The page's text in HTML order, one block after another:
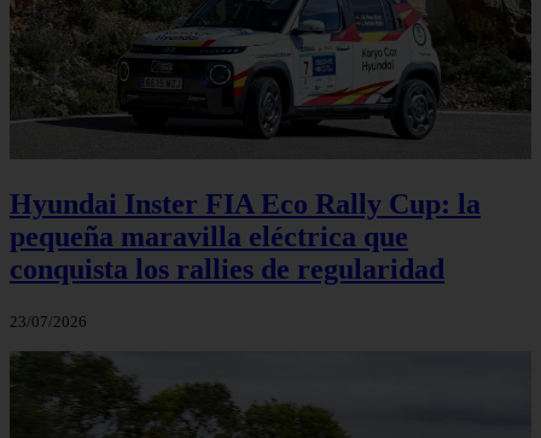
Hyundai Inster FIA Eco Rally Cup: la
pequeña maravilla eléctrica que
conquista los rallies de regularidad
23/07/2026